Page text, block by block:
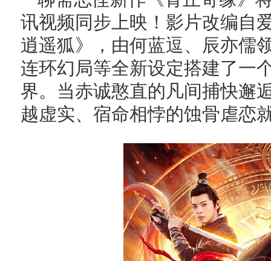
讯视频同步上映！影片改编自
逍遥狐》，由何蓝逗、辰亦儒
连环幻局等全新设定搭建了一
界。当赤诚憨直的凡间捕快邂
越虚实、宿命相悖的蚀骨虐恋